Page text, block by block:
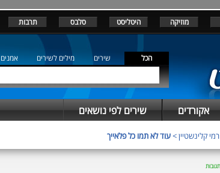
מוזיקה היטליסט סלבס תרבות
הכל שירים מילים לשירים אמנים
אקורדים שירים לפי נושאים
רמי קלינשטיין>עוד לא תמו כל פלאייך